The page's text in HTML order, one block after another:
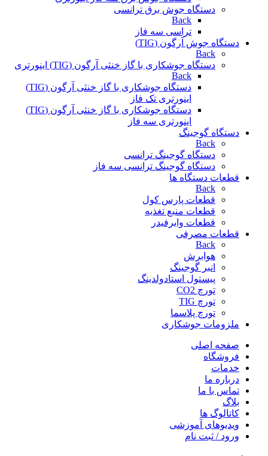
دستگاه جوش برق ترانسی
Back
تراسی سه فاز
دستگاه جوش آرگون (TIG)
Back
دستگاه جوشکاری با گاز خنثی آرگون (TIG) اینورتری
Back
دستگاه جوشکاری با گاز خنثی آرگون (TIG)
اینورتری تک فاز
دستگاه جوشکاری با گاز خنثی آرگون (TIG)
اینورتری سه فاز
دستگاه گوجینگ
Back
دستگاه گوجینگ ترانسی
دستگاه گوجینگ ترانسی سه فاز
قطعات دستگاه ها
Back
قطعات پارس کول
قطعات منبع تغذیه
قطعات وایرفیدر
قطعات مصرفی
Back
هوابرش
انبر گوجینگ
پیستول استادولدینگ
تورچ CO2
تورچ TIG
تورچ پلاسما
ملزومات جوشکاری
صفحه اصلی
فروشگاه
خدمات
درباره ما
تماس با ما
بلاگ
کاتالوگ ها
ویدیوهای آموزشی
ورود / ثبت نام